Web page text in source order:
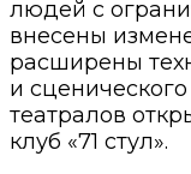
людей с
внесены
расширены
и
театралов
клуб «71 стул».